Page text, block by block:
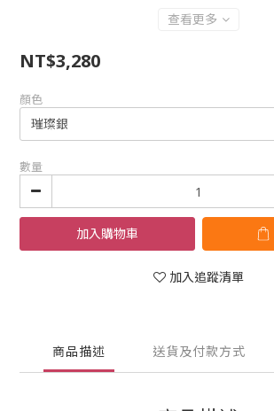
查看更多
NT$3,280
顏色
數量
加入購物車
加入追蹤清單
商品描述 送貨及付款方式